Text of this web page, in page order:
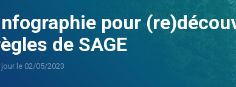
pour
de SAGE
le 02/05/2023